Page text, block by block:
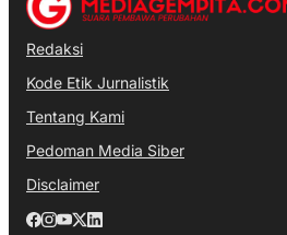
Redaksi
Kode Etik Jurnalistik
Tentang Kami
Pedoman Media Siber
Disclaimer